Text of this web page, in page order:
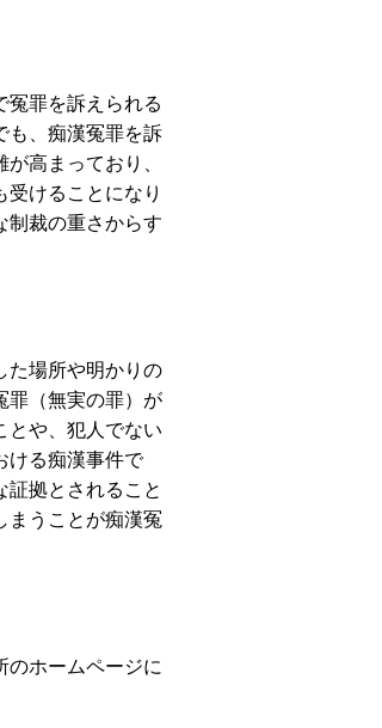
罪を訴えられる
も、痴漢冤罪を訴
高まっており、
けることになり
制裁の重さからす
た場所や明かりの
罪（無実の罪）が
とや、犯人でない
ける痴漢事件で
拠とされること
まうことが痴漢冤
のホームページに